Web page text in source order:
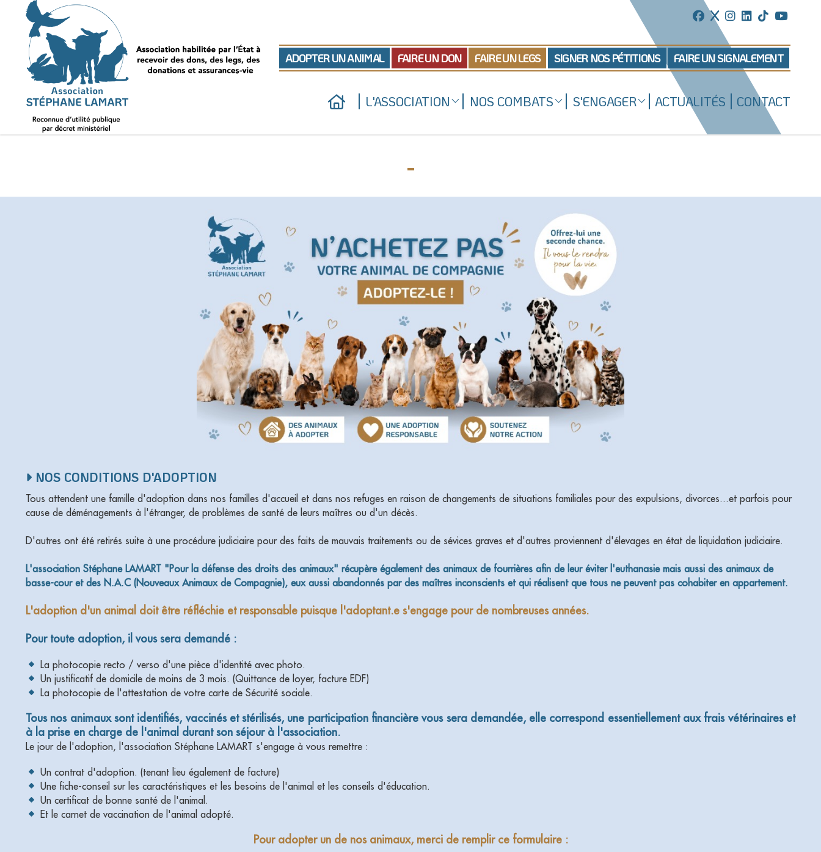
ADOPTER UN ANIMAL FAIRE UN DON FAIRE UN LEGS SIGNER NOS PÉTITIONS FAIRE UN SIGNALEMENT
L'ASSOCIATION
Nous soutenir
NOS COMBATS S'ENGAGER
Bénévoles dans nos refuges
Matériel militant
Salarié(e) / Stagiaire
ACTUALITÉS CONTACT
-
NOS CONDITIONS D'ADOPTION
Tous attendent une famille d'adoption dans nos familles d'accueil et dans nos refuges en raison de changements de situations familiales pour des expulsions, divorces...et parfois pour
cause de déménagements à l'étranger, de problèmes de santé de leurs maîtres ou d'un décès.
D'autres ont été retirés suite à une procédure judiciaire pour des faits de mauvais traitements ou de sévices graves et d'autres proviennent d'élevages en état de liquidation judiciaire.
L'association Stéphane LAMART "Pour la défense des droits des animaux" récupère également des animaux de fourrières afin de leur éviter l'euthanasie mais aussi des animaux de
basse-cour et des N.A.C (Nouveaux Animaux de Compagnie), eux aussi abandonnés par des maîtres inconscients et qui réalisent que tous ne peuvent pas cohabiter en appartement.
L'adoption d'un animal doit être réfléchie et responsable puisque l'adoptant.e s'engage pour de nombreuses années.
Pour toute adoption, il vous sera demandé :
La photocopie recto / verso d'une pièce d'identité avec photo.
Un justificatif de domicile de moins de 3 mois. (Quittance de loyer, facture EDF)
La photocopie de l'attestation de votre carte de Sécurité sociale.
Tous nos animaux sont identifiés, vaccinés et stérilisés, une participation financière vous sera demandée, elle correspond essentiellement aux frais vétérinaires et
à la prise en charge de l'animal durant son séjour à l'association.
Le jour de l'adoption, l'association Stéphane LAMART s'engage à vous remettre :
Un contrat d'adoption. (tenant lieu également de facture)
Une fiche-conseil sur les caractéristiques et les besoins de l'animal et les conseils d'éducation.
Un certificat de bonne santé de l'animal.
Et le carnet de vaccination de l'animal adopté.
Pour adopter un de nos animaux, merci de remplir ce formulaire :